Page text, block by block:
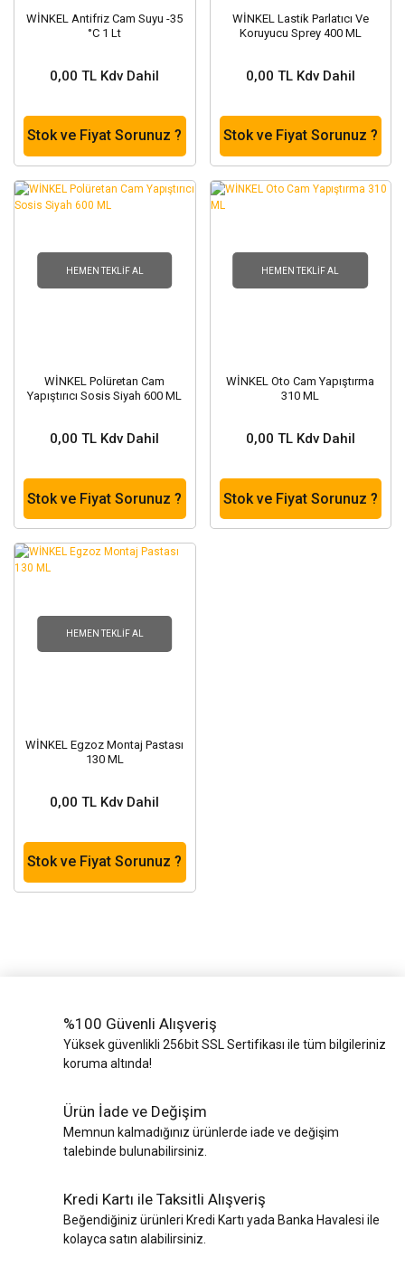
WİNKEL Antifriz Cam Suyu -35
°C 1 Lt
0,00 TL Kdv Dahil
Stok ve Fiyat Sorunuz ?
WİNKEL Lastik Parlatıcı Ve
Koruyucu Sprey 400 ML
0,00 TL Kdv Dahil
Stok ve Fiyat Sorunuz ?
HEMEN TEKLIF AL
WİNKEL Polüretan Cam
Yapıştırıcı Sosis Siyah 600 ML
0,00 TL Kdv Dahil
Stok ve Fiyat Sorunuz ?
HEMEN TEKLIF AL
WİNKEL Oto Cam Yapıştırma
310 ML
0,00 TL Kdv Dahil
Stok ve Fiyat Sorunuz ?
HEMEN TEKLIF AL
WİNKEL Egzoz Montaj Pastası
130 ML
0,00 TL Kdv Dahil
Stok ve Fiyat Sorunuz ?
%100 Güvenli Alışveriş
Yüksek güvenlikli 256bit SSL Sertifikası ile tüm bilgileriniz
koruma altında!
Ürün İade ve Değişim
Memnun kalmadığınız ürünlerde iade ve değişim
talebinde bulunabilirsiniz.
Kredi Kartı ile Taksitli Alışveriş
Beğendiğiniz ürünleri Kredi Kartı yada Banka Havalesi ile
kolayca satın alabilirsiniz.